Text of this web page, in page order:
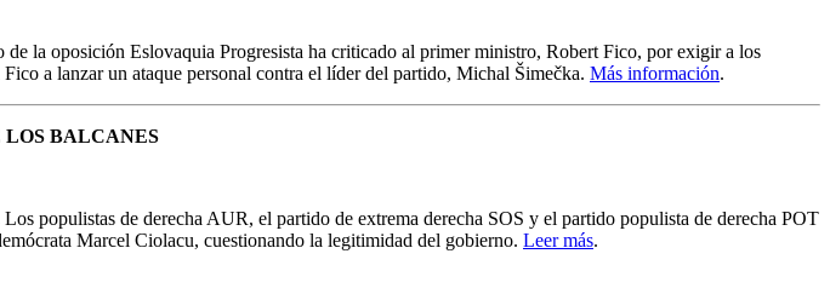
de la oposición Eslovaquia Progresista ha criticado al primer ministro, Robert Fico, por exigir a los
a lanzar un ataque personal contra el líder del partido, Michal Šimečka. Más información.
BALCANES
Los populistas de derecha AUR, el partido de extrema derecha SOS y el partido populista de derecha POT
Marcel Ciolacu, cuestionando la legitimidad del gobierno. Leer más.